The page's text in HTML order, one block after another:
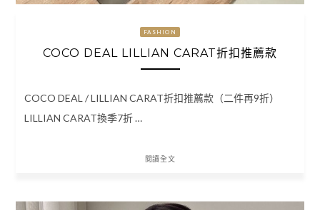
FASHION
COCO DEAL LILLIAN CARAT折扣推薦款
COCO DEAL / LILLIAN CARAT折扣推薦款（二件再9折）
LILLIAN CARAT換季7折 …
閱讀全文